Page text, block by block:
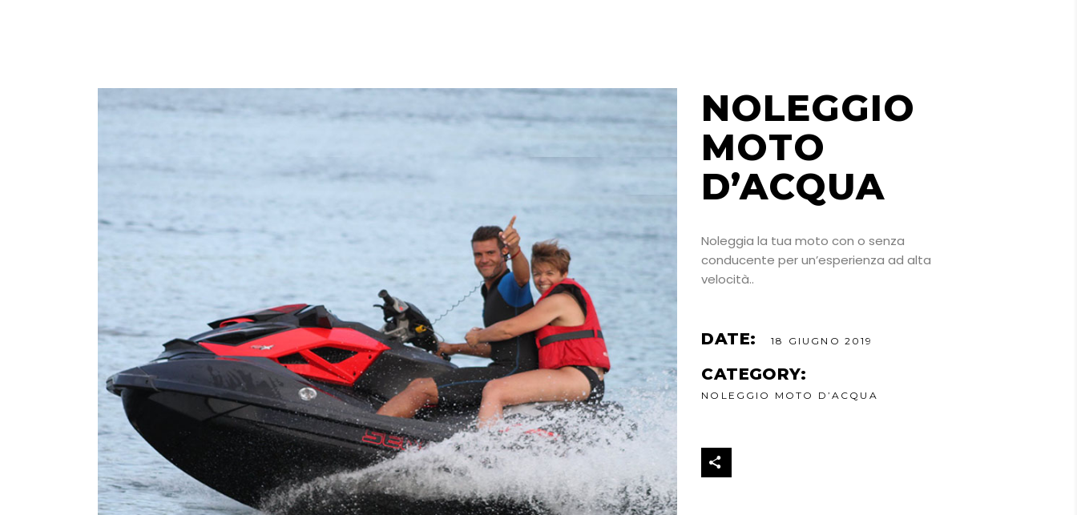
NOLEGGIO
MOTO
D’ACQUA
Noleggia la tua moto con o senza
conducente per un’esperienza ad alta
velocità..
DATE: 18 GIUGNO 2019
CATEGORY:
NOLEGGIO MOTO D’ACQUA